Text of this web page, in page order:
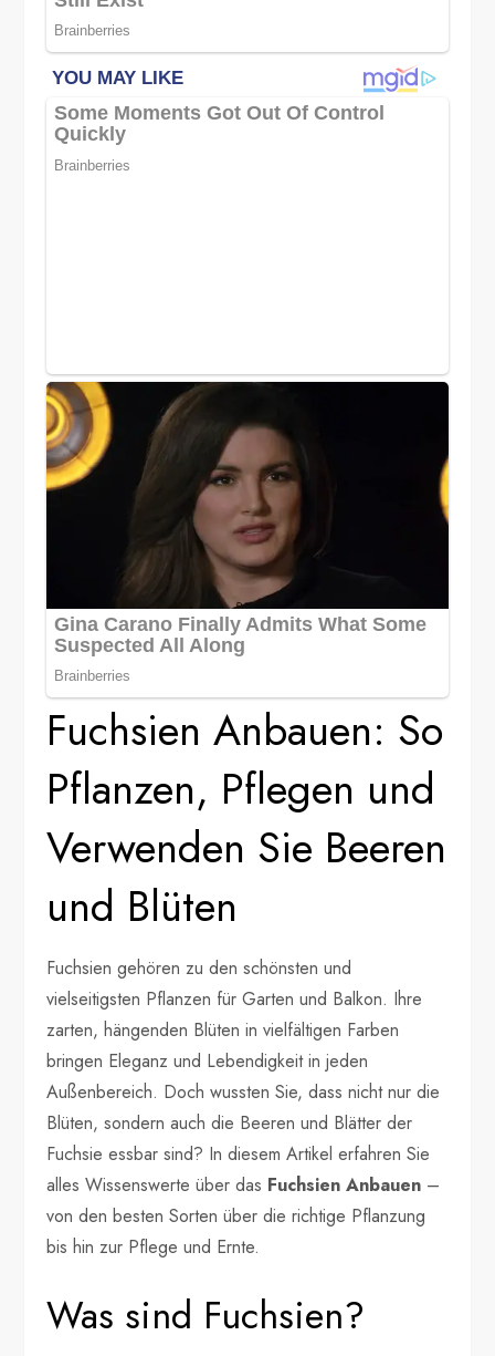
Fuchsien Anbauen: So
Pflanzen, Pflegen und
Verwenden Sie Beeren
und Blüten
Fuchsien gehören zu den schönsten und
vielseitigsten Pflanzen für Garten und Balkon. Ihre
zarten, hängenden Blüten in vielfältigen Farben
bringen Eleganz und Lebendigkeit in jeden
Außenbereich. Doch wussten Sie, dass nicht nur die
Blüten, sondern auch die Beeren und Blätter der
Fuchsie essbar sind? In diesem Artikel erfahren Sie
alles Wissenswerte über das Fuchsien Anbauen –
von den besten Sorten über die richtige Pflanzung
bis hin zur Pflege und Ernte.
Was sind Fuchsien?